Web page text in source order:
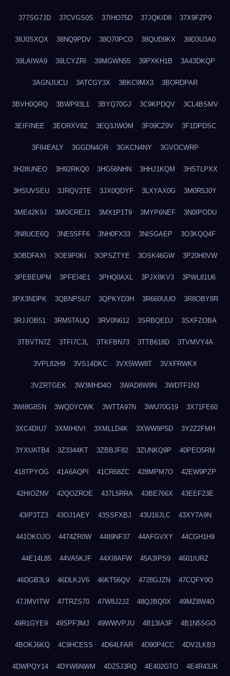
377SG7JD 37CVGS0S 37IHO75D 37JQKID8 37X9FZP9
38J0SXQX 38NQ9PDV 38O70PCO 38QUD9KX 39D3U3A0
39LAIWA9 39LCYZRI 39MGWN55 39PXKH1B 3A43DKQP
3AGNJUCU 3ATCGY3X 3BKC9MX3 3BORDPAR
3BVH0QRQ 3BWP93L1 3BYQ70GJ 3C9KPDQV 3CL4BSMV
3EIFINEE 3EORXV8Z 3EQ3JWOM 3F09CZ9V 3F1DPDSC
3F84EALY 3GGDN4OR 3GKCN4NY 3GVOCWRP
3H28UNEO 3H92RKQ0 3HG56NHN 3HHJ1KQM 3HSTLPXX
3HSUVSEU 3JRQV2TE 3JX0QDYF 3LXYAX0G 3M0R5J0Y
3ME42K9J 3MOCREJ1 3MX1P1T9 3MYP6NEF 3N0IPODU
3N8UCE6Q 3NE5SFF6 3NH0FX33 3NISGAEP 3O3KQQ4F
3OBDFAXI 3OE9P0KI 3OPSZTYE 3OSK46GW 3P20H0VW
3PEBEUPM 3PFEI4E1 3PHQ0AXL 3PJX8KV3 3PWL81U6
3PX3NDPK 3QBNPSU7 3QPKYD3H 3R660UUO 3R8OBY8R
3RJJOB51 3RM5TAUQ 3RV0N612 3SRBQEDJ 3SXFZOBA
3TBVTN7Z 3TFI7CJL 3TKFBN73 3TTB618D 3TVMVY4A
3VPL82H9 3VS14DKC 3VX5WW8T 3VXFRWKX
3VZRTGEK 3W3MHD4O 3WAD8W9N 3WDTF1N3
3WI8G8SN 3WQDYCWK 3WTTA97N 3WU70G19 3X71FE60
3XC4DIU7 3XMIH0VI 3XMLLD4K 3XWW9P5D 3Y2Z2FMH
3YXUATB4 3Z3344KT 3ZBBJF82 3ZUNKQ9P 40PEO5RM
418TPYOG 41A6AQPI 41CR68ZC 428MPM7O 42EW9PZP
42HIOZNV 42QOZROE 437L5RRA 43BE766X 43EEF23E
43IP3TZ3 43OJ1AEY 43SSFXBJ 43U16JLC 43XY7A9N
441OKOJO 4474ZR0W 4489NF37 44AFGVXY 44CGH1H9
44E14L85 44VA5KJF 44XI8AFW 45A3IPS9 4601IURZ
46DGB3L9 46DLKJV6 46KT56QV 4728GJZN 47CQFY0O
47JMVITW 47TRZS70 47W8J2J2 48QJBQ0X 49MZ8W4O
49R1GYE9 49SPF3MJ 49WWVPJU 4B13IA3F 4B1N5SGO
4BOKJ6KQ 4C9HCESS 4D64LFAR 4D90P4CC 4DV2LKB3
4DWPQY14 4DYW6NWM 4DZ5J3RQ 4E402GTO 4E4R43JK